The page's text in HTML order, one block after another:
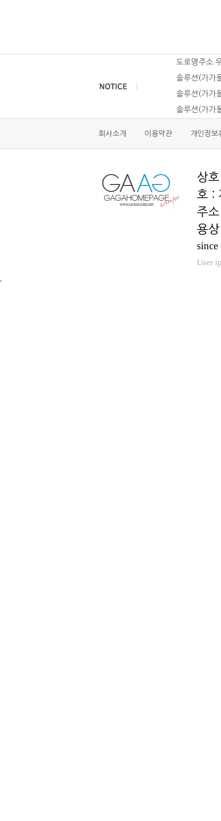
도로명주소
솔루션(가가
솔루션(가가
솔루션(가가
회사소개 이용약관 개인정보
호 :
용
User